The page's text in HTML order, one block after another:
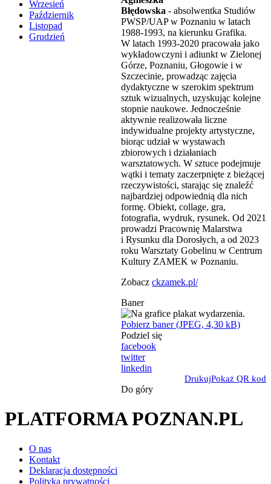
Wrzesień
Październik
Listopad
Grudzień
Błędowska - absolwentka Studiów
PWSP/UAP w Poznaniu w latach
1988-1993, na kierunku Grafika.
W latach 1993-2020 pracowała jako
wykładowczyni i adiunkt w Zielonej
Górze, Poznaniu, Głogowie i w
Szczecinie, prowadząc zajęcia
dydaktyczne w szerokim spektrum
sztuk wizualnych, uzyskując kolejne
stopnie naukowe. Jednocześnie
aktywnie realizowała liczne
indywidualne projekty artystyczne,
biorąc udział w wystawach
zbiorowych i działaniach
warsztatowych. W sztuce podejmuje
wątki i tematy zaczerpnięte z bieżącej
rzeczywistości, starając się znaleźć
najbardziej odpowiednią dla nich
formę. Obiekt, collage, gra,
fotografia, wydruk, rysunek. Od 2021
prowadzi Pracownię Malarstwa
i Rysunku dla Dorosłych, a od 2023
roku Warsztaty Gobelinu w Centrum
Kultury ZAMEK w Poznaniu.
Zobacz ckzamek.pl/
Baner
Pobierz baner (JPEG, 4,30 kB)
Podziel się
facebook
twitter
linkedin
DrukujPokaż QR kod
Do góry
PLATFORMA POZNAN.PL
O nas
Kontakt
Deklaracja dostępności
Polityka prywatności